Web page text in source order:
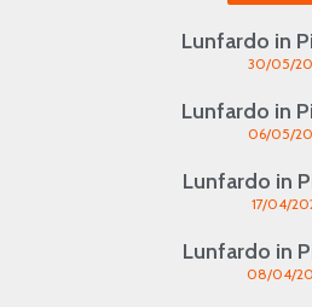
Lunfardo in
30/05/
Lunfardo in
06/05/
Lunfardo in
17/04/
Lunfardo in
08/04/